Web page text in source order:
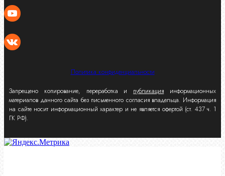
Политика конфиденциальности
Запрещено копирование, переработка и публикация информационных
материалов данного сайта без письменного согласия владельца. Информация
на сайте носит информационный характер и не является офертой (ст. 437 ч. 1
ГК РФ).